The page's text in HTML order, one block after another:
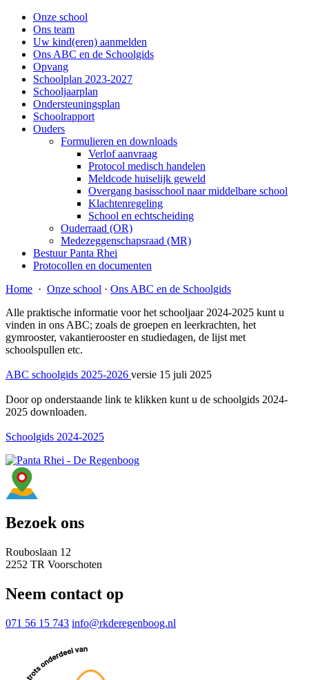
Onze school
Ons team
Uw kind(eren) aanmelden
Ons ABC en de Schoolgids
Opvang
Schoolplan 2023-2027
Schooljaarplan
Ondersteuningsplan
Schoolrapport
Ouders
Formulieren en downloads
Verlof aanvraag
Protocol medisch handelen
Meldcode huiselijk geweld
Overgang basisschool naar middelbare school
Klachtenregeling
School en echtscheiding
Ouderraad (OR)
Medezeggenschapsraad (MR)
Bestuur Panta Rhei
Protocollen en documenten
Home · Onze school · Ons ABC en de Schoolgids
Alle praktische informatie voor het schooljaar 2024-2025 kunt u
vinden in ons ABC; zoals de groepen en leerkrachten, het
gymrooster, vakantierooster en studiedagen, de lijst met
schoolspullen etc.
ABC schoolgids 2025-2026 versie 15 juli 2025
Door op onderstaande link te klikken kunt u de schoolgids 2024-
2025 downloaden.
Schoolgids 2024-2025
Bezoek ons
Rouboslaan 12
2252 TR Voorschoten
Neem contact op
071 56 15 743 info@rkderegenboog.nl